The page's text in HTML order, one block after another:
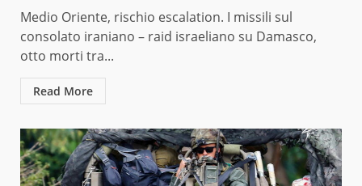
Medio Oriente, rischio escalation. I missili sul
consolato iraniano – raid israeliano su Damasco,
otto morti tra...
Read More